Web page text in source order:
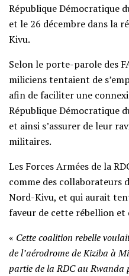
République Démocratique
et le 26 décembre dans la
Kivu.
Selon le porte-parole des
miliciens tentaient de
afin de faciliter une
République Démocratique
et ainsi s’assurer de leur
militaires.
Les Forces Armées de la
comme des collaborateurs
Nord-Kivu, et qui aurait
faveur de cette rébellion et
« Cette coalition rebelle
de l’aérodrome de Kiziba à
partie de la RDC au